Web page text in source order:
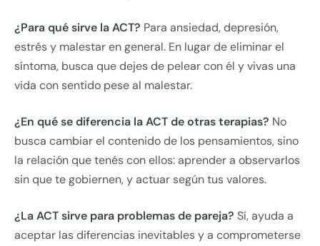
¿Para qué sirve la ACT? Para ansiedad, depresión,
estrés y malestar en general. En lugar de eliminar el
síntoma, busca que dejes de pelear con él y vivas una
vida con sentido pese al malestar.
¿En qué se diferencia la ACT de otras terapias? No
busca cambiar el contenido de los pensamientos, sino
la relación que tenés con ellos: aprender a observarlos
sin que te gobiernen, y actuar según tus valores.
¿La ACT sirve para problemas de pareja? Sí, ayuda a
aceptar las diferencias inevitables y a comprometerse